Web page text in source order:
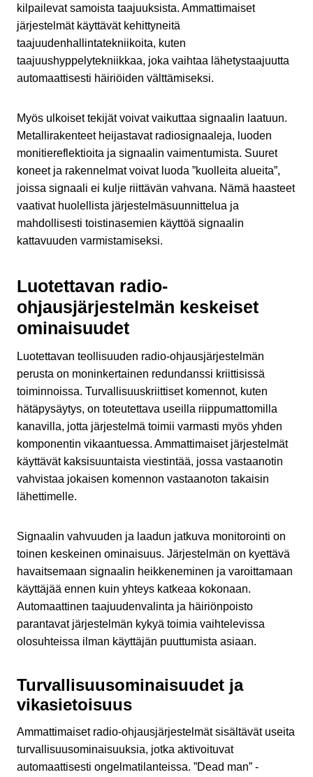
kilpailevat samoista taajuuksista. Ammattimaiset
järjestelmät käyttävät kehittyneitä
taajuudenhallintatekniikoita, kuten
taajuushyppelytekniikkaa, joka vaihtaa lähetystaajuutta
automaattisesti häiriöiden välttämiseksi.
Myös ulkoiset tekijät voivat vaikuttaa signaalin laatuun.
Metallirakenteet heijastavat radiosignaaleja, luoden
monitiereflektioita ja signaalin vaimentumista. Suuret
koneet ja rakennelmat voivat luoda ”kuolleita alueita”,
joissa signaali ei kulje riittävän vahvana. Nämä haasteet
vaativat huolellista järjestelmäsuunnittelua ja
mahdollisesti toistinasemien käyttöä signaalin
kattavuuden varmistamiseksi.
Luotettavan radio-
ohjausjärjestelmän keskeiset
ominaisuudet
Luotettavan teollisuuden radio-ohjausjärjestelmän
perusta on moninkertainen redundanssi kriittisissä
toiminnoissa. Turvallisuuskriittiset komennot, kuten
hätäpysäytys, on toteutettava useilla riippumattomilla
kanavilla, jotta järjestelmä toimii varmasti myös yhden
komponentin vikaantuessa. Ammattimaiset järjestelmät
käyttävät kaksisuuntaista viestintää, jossa vastaanotin
vahvistaa jokaisen komennon vastaanoton takaisin
lähettimelle.
Signaalin vahvuuden ja laadun jatkuva monitorointi on
toinen keskeinen ominaisuus. Järjestelmän on kyettävä
havaitsemaan signaalin heikkeneminen ja varoittamaan
käyttäjää ennen kuin yhteys katkeaa kokonaan.
Automaattinen taajuudenvalinta ja häiriönpoisto
parantavat järjestelmän kykyä toimia vaihtelevissa
olosuhteissa ilman käyttäjän puuttumista asiaan.
Turvallisuusominaisuudet ja
vikasietoisuus
Ammattimaiset radio-ohjausjärjestelmät sisältävät useita
turvallisuusominaisuuksia, jotka aktivoituvat
automaattisesti ongelmatilanteissa. ”Dead man” -